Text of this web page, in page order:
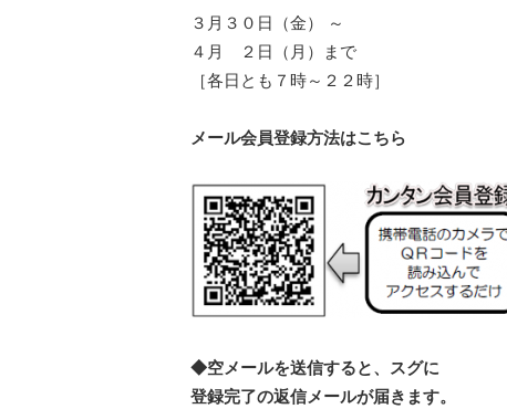
３月３０日（金） ～
４月 ２日（月）まで
［各日とも７時～２２時］
メール会員登録方法はこちら
◆空メールを送信すると、スグに
登録完了の返信メールが届きます。